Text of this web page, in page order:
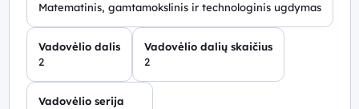
Matematinis, gamtamokslinis ir technologinis ugdymas
Vadovėlio dalis
2
Vadovėlio dalių skaičius
2
Vadovėlio serija